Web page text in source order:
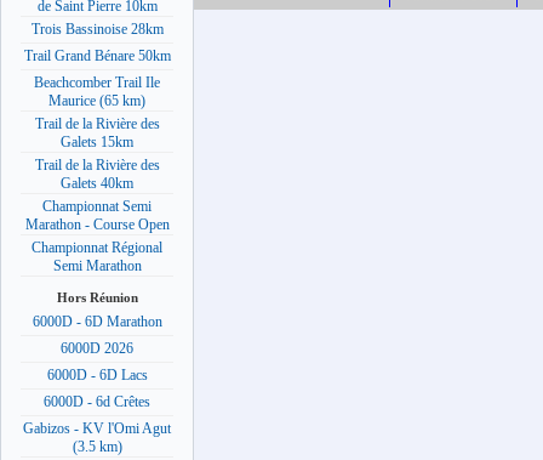
de Saint Pierre 10km
Trois Bassinoise 28km
Trail Grand Bénare 50km
Beachcomber Trail Ile
Maurice (65 km)
Trail de la Rivière des
Galets 15km
Trail de la Rivière des
Galets 40km
Championnat Semi
Marathon - Course Open
Championnat Régional
Semi Marathon
Hors Réunion
6000D - 6D Marathon
6000D 2026
6000D - 6D Lacs
6000D - 6d Crêtes
Gabizos - KV l'Omi Agut
(3.5 km)